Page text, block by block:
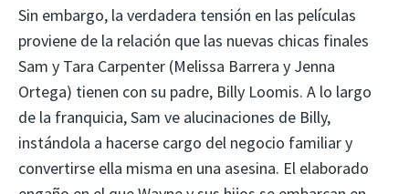
Sin embargo, la verdadera tensión en las películas
proviene de la relación que las nuevas chicas finales
Sam y Tara Carpenter (Melissa Barrera y Jenna
Ortega) tienen con su padre, Billy Loomis. A lo largo
de la franquicia, Sam ve alucinaciones de Billy,
instándola a hacerse cargo del negocio familiar y
convertirse ella misma en una asesina. El elaborado